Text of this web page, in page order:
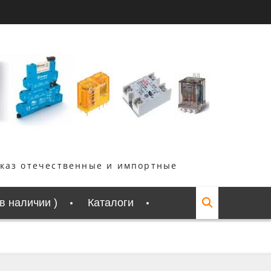
отечественные и импортные
наличии ) Каталоги